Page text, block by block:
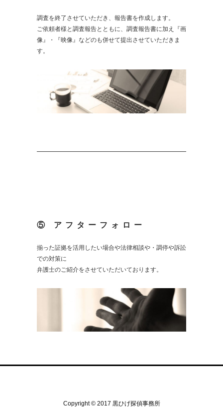
調査を終了させていただき、報告書を作成します。
ご依頼者様と調査報告とともに、調査報告書に加え『画
像』・『映像』などのも併せて提出させていただきま
す。
⑤ アフターフォロー
揃った証拠を活用したい場合や法律相談や・調停や訴訟
での対策に
弁護士のご紹介をさせていただいております。
Copyright © 2017 黒ひげ探偵事務所